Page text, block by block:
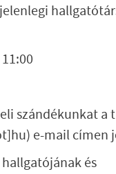
szándékunkat a
e-mail címen
és